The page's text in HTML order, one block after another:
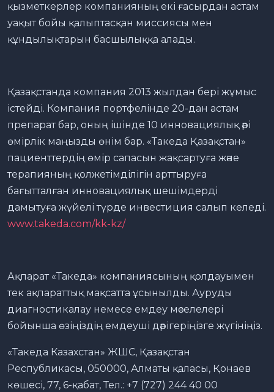
қызметкерлер компанияның екі ғасырдан астам
уақыт бойы қалыптасқан миссиясы мен
құндылықтарын басшылыққа алады.
Қазақстанда компания 2013 жылдан бері жұмыс
істейді. Компания портфелінде 20-дан астам
препарат бар, оның ішінде 10 инновациялық әрі
өмірлік маңызды өнім бар. «Такеда Қазақстан»
пациенттердің өмір сапасын жақсартуға және
терапияның қолжетімділігін арттыруға
бағытталған инновациялық шешімдерді
дамытуға жүйелі түрде инвестиция салып келеді.
www.takeda.com/kk-kz/
Ақпарат «Такеда» компаниясының қолдауымен
тек ақпараттық мақсатта ұсынылды. Ауруды
диагностикалау немесе емдеу мәселелері
бойынша өзіңіздің емдеуші дәрігеріңізге жүгініңіз.
«Такеда Казахстан» ЖШС, Қазақстан
Республикасы, 050000, Алматы қаласы, Қонаев
көшесі, 77, 6-қабат, Тел.: +7 (727) 244 40 00